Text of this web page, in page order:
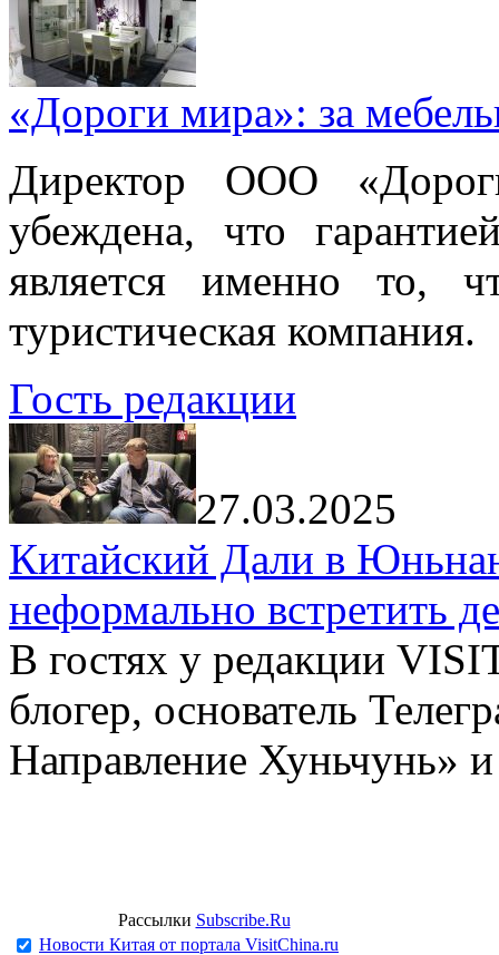
«Дороги мира»: за
Директор ООО
убеждена, что
является именно то,
туристическая компания.
Гость редакции
27.03.2025
Китайский Дали в
неформально встретить
В гостях у редакции
блогер, основатель
Направление Хуньчунь»
Рассылки Subscribe.Ru
Новости Китая от портала VisitChina.ru